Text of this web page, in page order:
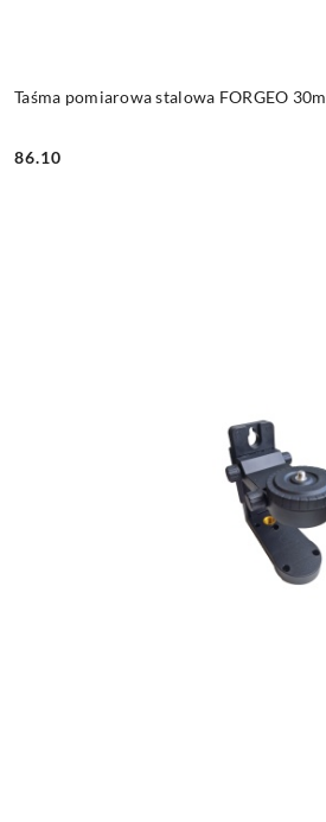
Taśma pomiarowa stalowa FORGEO 30m
Cena:
86.10